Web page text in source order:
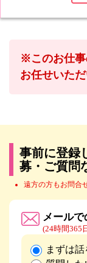
※このお仕事
お任せいただ
事前に登録
募・ご質問
遠方の方もお問合
メールで
(24時間365
まずは